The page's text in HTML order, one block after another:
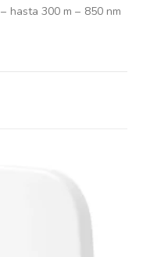
hasta 300 m – 850 nm